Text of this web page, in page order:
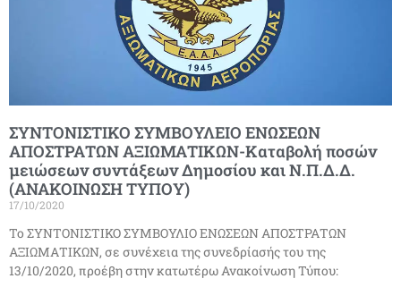
ΣΥΝΤΟΝΙΣΤΙΚΟ ΣΥΜΒΟΥΛΕΙΟ ΕΝΩΣΕΩΝ
ΑΠΟΣΤΡΑΤΩΝ ΑΞΙΩΜΑΤΙΚΩΝ-Καταβολή ποσών
μειώσεων συντάξεων Δημοσίου και Ν.Π.Δ.Δ.
(ΑΝΑΚΟΙΝΩΣΗ ΤΥΠΟΥ)
17/10/2020
Το ΣΥΝΤΟΝΙΣΤΙΚΟ ΣΥΜΒΟΥΛΙΟ ΕΝΩΣΕΩΝ ΑΠΟΣΤΡΑΤΩΝ
ΑΞΙΩΜΑΤΙΚΩΝ, σε συνέχεια της συνεδρίασής του της
13/10/2020, προέβη στην κατωτέρω Ανακοίνωση Τύπου: